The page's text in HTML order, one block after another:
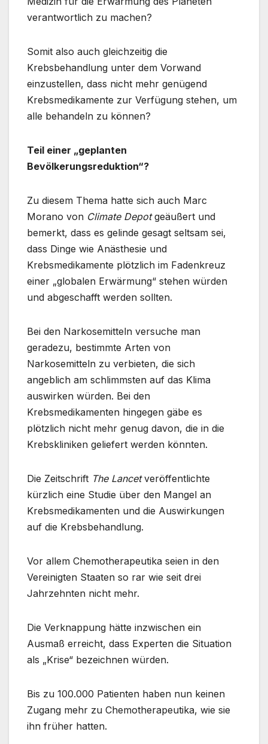
verantwortlich zu machen?
Somit also auch gleichzeitig die
Krebsbehandlung unter dem Vorwand
einzustellen, dass nicht mehr genügend
Krebsmedikamente zur Verfügung stehen, um
alle behandeln zu können?
Teil einer „geplanten
Bevölkerungsreduktion“?
Zu diesem Thema hatte sich auch Marc
Morano von Climate Depotgeäußert und
bemerkt, dass es gelinde gesagt seltsam sei,
dass Dinge wie Anästhesie und
Krebsmedikamente plötzlich im Fadenkreuz
einer „globalen Erwärmung“ stehen würden
und abgeschafft werden sollten.
Bei den Narkosemitteln versuche man
geradezu, bestimmte Arten von
Narkosemitteln zu verbieten, die sich
angeblich am schlimmsten auf das Klima
auswirken würden. Bei den
Krebsmedikamenten hingegen gäbe es
plötzlich nicht mehr genug davon, die in die
Krebskliniken geliefert werden könnten.
Die Zeitschrift The Lancetveröffentlichte
kürzlich eine Studie über den Mangel an
Krebsmedikamenten und die Auswirkungen
auf die Krebsbehandlung.
Vor allem Chemotherapeutika seien in den
Vereinigten Staaten so rar wie seit drei
Jahrzehnten nicht mehr.
Die Verknappung hätte inzwischen ein
Ausmaß erreicht, dass Experten die Situation
als „Krise“ bezeichnen würden.
Bis zu 100.000 Patienten haben nun keinen
Zugang mehr zu Chemotherapeutika, wie sie
ihn früher hatten.